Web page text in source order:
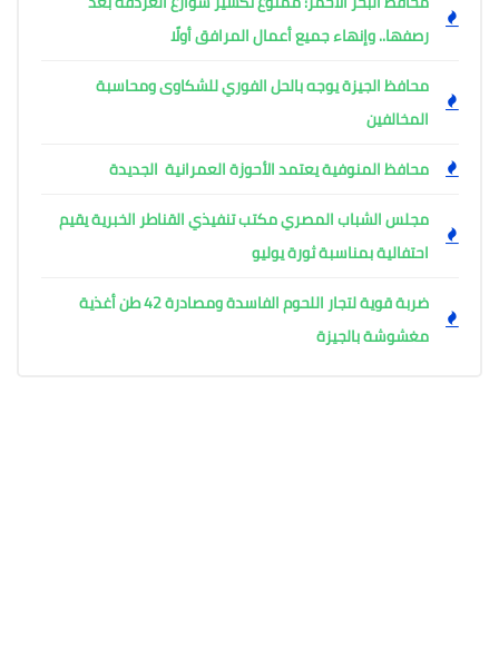
رصفها.. وإنهاء جميع أعمال المرافق أولًا
محافظ الجيزة يوجه بالحل الفوري للشكاوى ومحاسبة
المخالفين
محافظ المنوفية يعتمد الأحوزة العمرانية الجديدة
مجلس الشباب المصري مكتب تنفيذي القناطر الخبرية يقيم
احتفالية بمناسبة ثورة يوليو
ضربة قوية لتجار اللحوم الفاسدة ومصادرة 42 طن أغذية
مغشوشة بالجيزة